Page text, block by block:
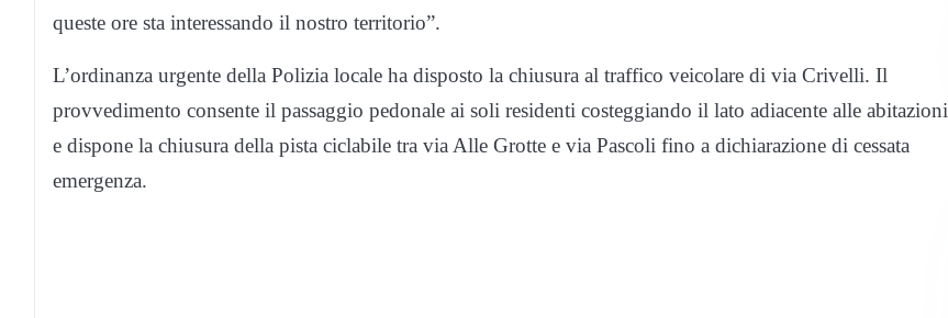
queste ore sta interessando il nostro territorio”.
L’ordinanza urgente della Polizia locale ha disposto la chiusura al traffico veicolare di via Crivelli. Il
provvedimento consente il passaggio pedonale ai soli residenti costeggiando il lato adiacente alle abitazioni
e dispone la chiusura della pista ciclabile tra via Alle Grotte e via Pascoli fino a dichiarazione di cessata
emergenza.